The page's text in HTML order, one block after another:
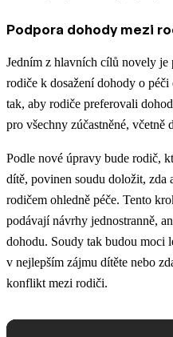
Podpora dohody mezi
Jedním z hlavních cílů novely
rodiče k dosažení dohody o
tak, aby rodiče preferovali
pro všechny zúčastněné, včetně
Podle nové úpravy bude rodič,
dítě, povinen soudu doložit,
rodičem ohledně péče. Tento
podávají návrhy jednostranně,
dohodu. Soudy tak budou moci
v nejlepším zájmu dítěte nebo
konflikt mezi rodiči.